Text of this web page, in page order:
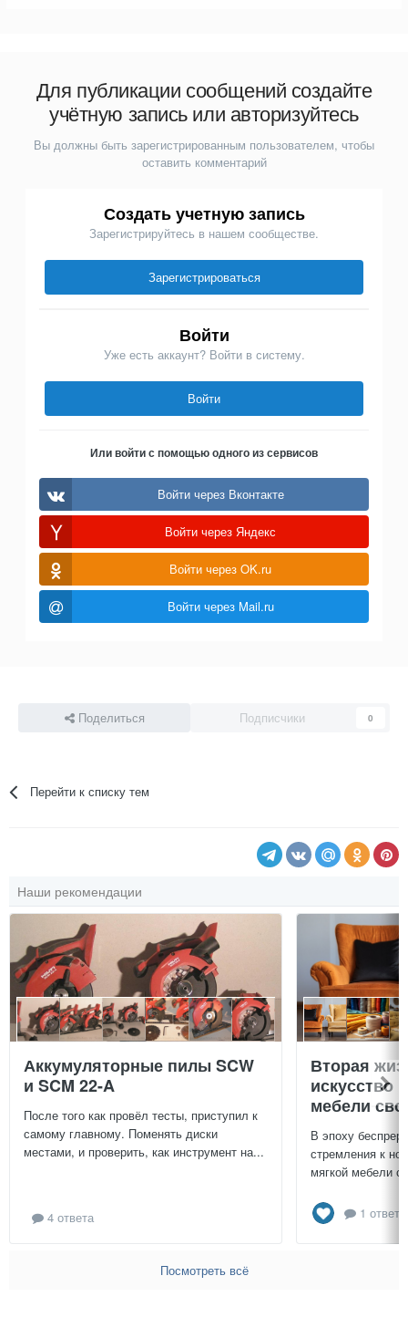
Для публикации сообщений создайте
учётную запись или авторизуйтесь
Вы должны быть зарегистрированным пользователем, чтобы
оставить комментарий
Создать учетную запись
Зарегистрируйтесь в нашем сообществе.
Зарегистрироваться
Войти
Уже есть аккаунт? Войти в систему.
Войти
Или войти с помощью одного из сервисов
Войти через Вконтакте
Войти через Яндекс
Войти через OK.ru
Войти через Mail.ru
Поделиться Подписчики 0
Перейти к списку тем
Наши рекомендации
Аккумуляторные пилы SCW
и SCM 22-A
После того как провёл тесты, приступил к
самому главному. Поменять диски
местами, и проверить, как инструмент на...
4 ответа
Вторая
искусство
мебели
В эпоху
стремления к
мягкой мебели
1 ответ
Посмотреть всё